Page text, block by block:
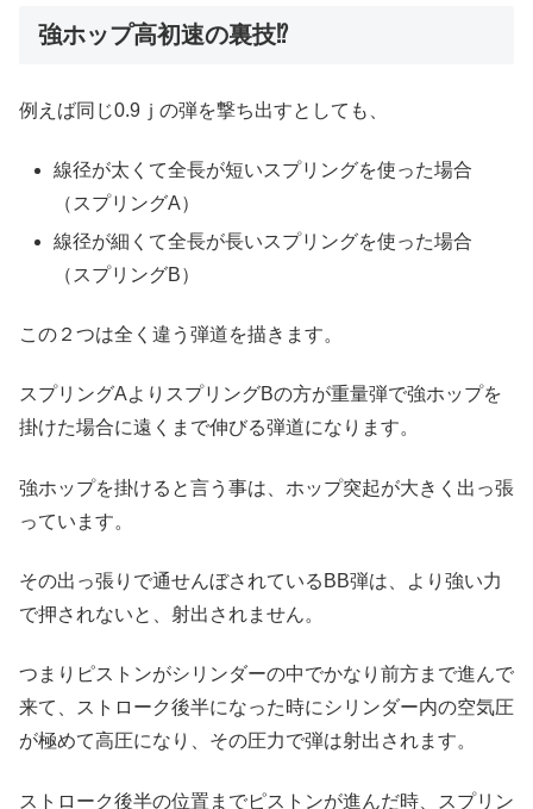
強ホップ高初速の裏技⁉︎
例えば同じ0.9ｊの弾を撃ち出すとしても、
線径が太くて全長が短いスプリングを使った場合
（スプリングA）
線径が細くて全長が長いスプリングを使った場合
（スプリングB）
この２つは全く違う弾道を描きます。
スプリングAよりスプリングBの方が重量弾で強ホップを
掛けた場合に遠くまで伸びる弾道になります。
強ホップを掛けると言う事は、ホップ突起が大きく出っ張
っています。
その出っ張りで通せんぼされているBB弾は、より強い力
で押されないと、射出されません。
つまりピストンがシリンダーの中でかなり前方まで進んで
来て、ストローク後半になった時にシリンダー内の空気圧
が極めて高圧になり、その圧力で弾は射出されます。
ストローク後半の位置までピストンが進んだ時、スプリン